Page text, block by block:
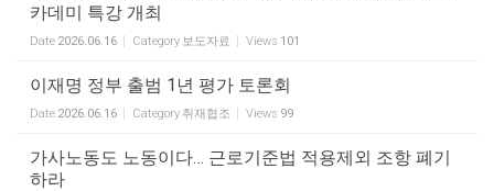
카데미 특강 개최
Date 2026.06.16 Category 보도자료 Views 101
이재명 정부 출범 1년 평가 토론회
Date 2026.06.16 Category 취재협조 Views 99
가사노동도 노동이다… 근로기준법 적용제외 조항 폐기
하라